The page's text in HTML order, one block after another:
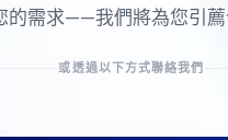
的需求——我們將為您引薦
或透過以下方式聯絡我們